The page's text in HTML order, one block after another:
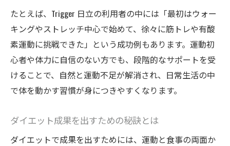
たとえば、Trigger 日立の利用者の中には「最初はウォー
キングやストレッチ中心で始めて、徐々に筋トレや有酸
素運動に挑戦できた」という成功例もあります。運動初
心者や体力に自信のない方でも、段階的なサポートを受
けることで、自然と運動不足が解消され、日常生活の中
で体を動かす習慣が身につきやすくなります。
ダイエット成果を出すための秘訣とは
ダイエットで成果を出すためには、運動と食事の両面か